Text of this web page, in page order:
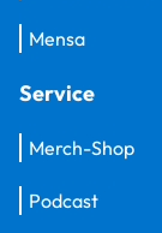
Mensa
Service
Merch-Shop
Podcast